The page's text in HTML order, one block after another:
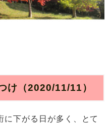
け （2020/11/11）
下がる日が多く、とて